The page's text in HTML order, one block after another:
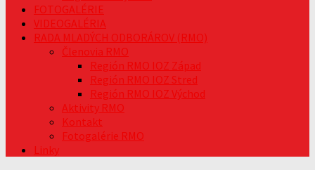
FOTOGALÉRIE
VIDEOGALÉRIA
RADA MLADÝCH ODBORÁROV (RMO)
Členovia RMO
Región RMO IOZ Západ
Región RMO IOZ Stred
Región RMO IOZ Východ
Aktivity RMO
Kontakt
Fotogalérie RMO
Linky